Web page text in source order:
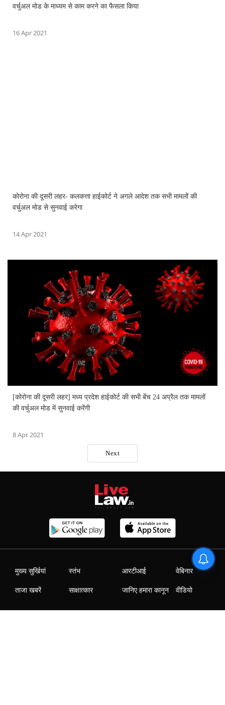
वर्चुअल मोड के माध्यम से काम करने का फैसला किया
16 Apr 2021
कोरोना की दूसरी लहर- कलकत्ता हाईकोर्ट ने अगले आदेश तक सभी मामलों की
वर्चुअल मोड से सुनवाई करेगा
14 Apr 2021
[कोरोना की दूसरी लहर] मध्य प्रदेश हाईकोर्ट की सभी बेंच 24 अप्रैल तक मामलों
की वर्चुअल मोड में सुनवाई करेंगी
8 Apr 2021
Next
मुख्य सुर्खियां
ताजा खबरें
स्तंभ
साक्षात्कार
आरटीआई
जानिए हमारा कानून
वेबिनार
वीडियो